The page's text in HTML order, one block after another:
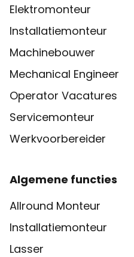
Elektromonteur
Installatiemonteur
Machinebouwer
Mechanical Engineer
Operator Vacatures
Servicemonteur
Werkvoorbereider
Algemene functies
Allround Monteur
Installatiemonteur
Lasser